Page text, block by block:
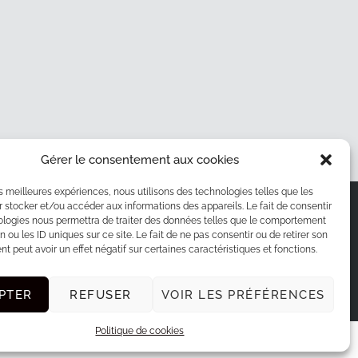
Gérer le consentement aux cookies
meilleures expériences, nous utilisons des technologies telles que les
stocker et/ou accéder aux informations des appareils. Le fait de consentir
nous permettra de traiter des données telles que le comportement
ou les ID uniques sur ce site. Le fait de ne pas consentir ou de retirer son
peut avoir un effet négatif sur certaines caractéristiques et fonctions.
REFUSER VOIR LES PRÉFÉRENCES
Politique de cookies
SUIVEZ-MOI SUR LES RÉSEAUX